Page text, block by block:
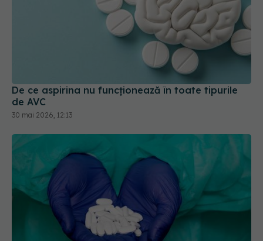
De ce aspirina nu funcționează în toate tipurile
de AVC
30 mai 2026, 12:13